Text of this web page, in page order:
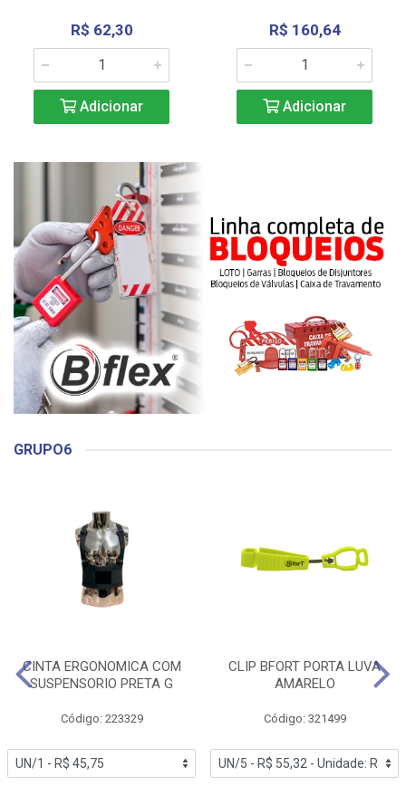
R$ 62,30
Adicionar
R$ 160,64
Adicionar
GRUPO6
CINTA ERGONOMICA COM
SUSPENSORIO PRETA G
Código: 223329
CLIP BFORT PORTA LUVA
AMARELO
Código: 321499